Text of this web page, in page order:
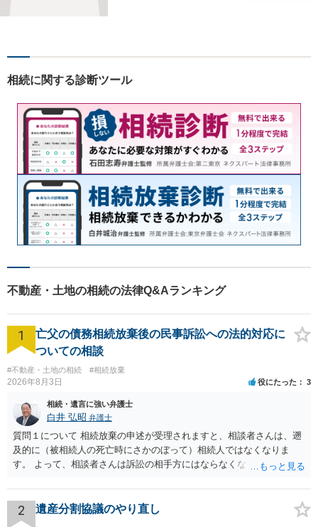
相続に関する診断ツール
不動産・土地の相続の法律Q&Aランキング
1
亡父の債務相続放棄後の民事訴訟への法的対応に
ついての相談
#不動産・土地の相続 #相続放棄
2026年8月3日 役にたった 3
相続・遺言に強い弁護士
白井 弘昭 弁護士
質問１について 相続放棄の申述が受理されますと、相談者さんは、遡
及的に（被相続人の死亡時にさかのぼって）相続人ではなくなりま
す。 よって、相談者さんは訴訟の相手方にはならなくなるので（明け
理証明を家庭裁判所で取得し、コピーを答弁書に添えて裁判所に提出
してください。 質問２について 請求棄却を求める答弁書を提出すれ
ば、第１回期日は出席する必要がありません。その日は差支え（用事
2 遺産分割協議のやり直し